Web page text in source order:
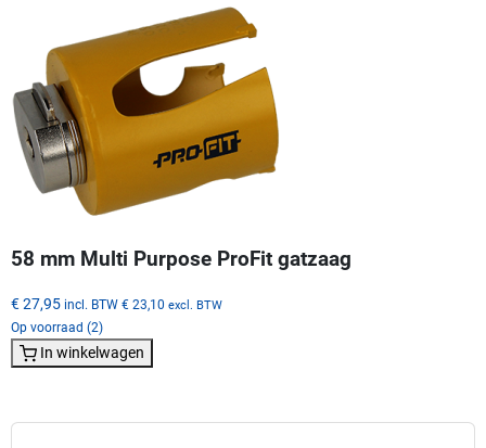
58 mm Multi Purpose ProFit gatzaag
€ 27,95 incl. BTW € 23,10 excl. BTW
Op voorraad (2)
In winkelwagen